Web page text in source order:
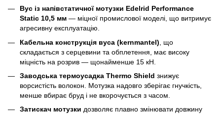
Вус із напівстатичної мотузки Edelrid Performance
Static 10,5 мм — міцної промислової моделі, що витримує
агресивну експлуатацію.
Кабельна конструкція вуса (kernmantel) , що
складається з серцевини та обплетення, має високу
міцність на розрив — щонайменше 15 кН.
Заводська термоусадка Thermo Shield знижує
ворсистість волокон. Мотузка надовго зберігає гнучкість,
менше вбирає бруд і не вкорочується з часом.
Затискач мотузки дозволяє плавно змінювати довжину